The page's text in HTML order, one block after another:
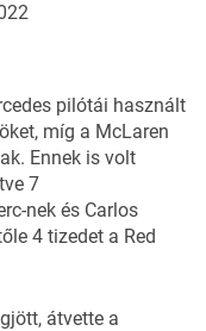
pilótái használt
míg a McLaren
Ennek is volt
7
nek és Carlos
4 tizedet a Red
átvette a